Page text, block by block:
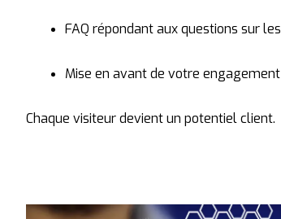
FAQ répondantauxquestions surles
Mise en avantde votre engagement
Chaque visiteurdevientun potentielclient.